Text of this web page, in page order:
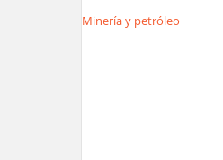
Minería y petróleo